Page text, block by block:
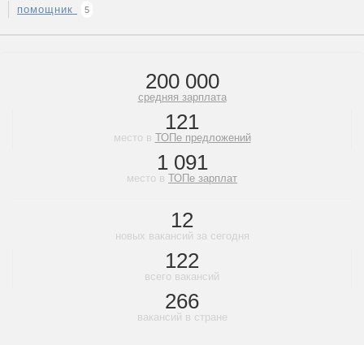
помощник 5
200 000
средняя зарплата
121
место в ТОПе предложений
1 091
место в ТОПе зарплат
12
новых вакансий за сегодня
122
всего вакансий
266
вакансий в стране